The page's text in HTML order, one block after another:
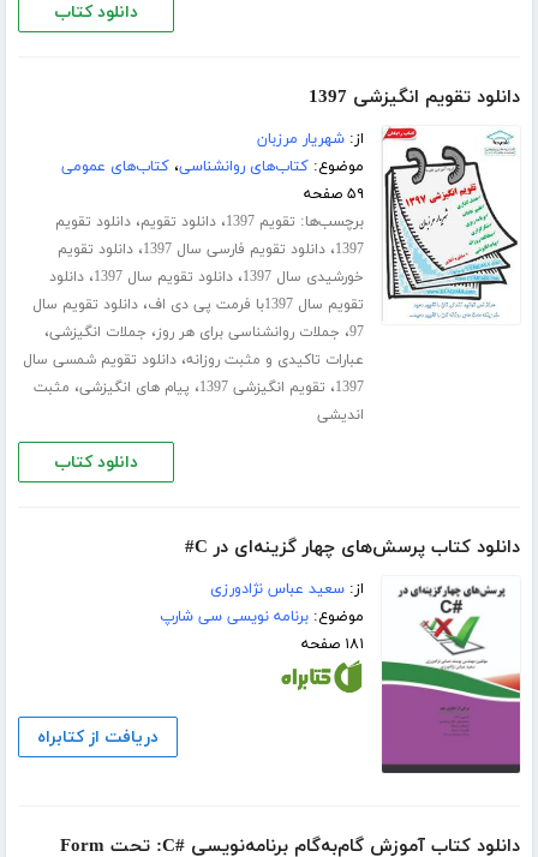
دانلود کتاب
دانلود تقویم انگیزشی 1397
از:شهریار مرزبان
موضوع:کتاب‌های روانشناسی،کتاب‌های عمومی
۵۹ صفحه
برچسب‌ها: تقویم 1397 ،دانلود تقویم،دانلود تقویم
1397،دانلود تقویم فارسی سال 1397 ،دانلود تقویم
خورشیدی سال 1397
،دانلود تقویم سال 1397 ،دانلود
تقویم سال 1397با فرمت پی دی اف
،دانلود تقویم سال
97، جملات روانشناسی برای هر روز، جملات انگیزشی،
عبارات تاکیدی و مثبت روزانه،دانلود تقویم شمسی سال
1397، تقویم انگیزشی 1397 ، پیام های انگیزشی، مثبت
اندیشی
دانلود کتاب
دانلود کتاب پرسش‌های چهار گزینه‌ای در C#
از:سعید عباس نژادورزی
موضوع:برنامه نویسی سی شارپ
۱۸۱ صفحه
دریافت از کتابراه
دانلود کتاب آموزش گام‌به‌گام برنامه‌نویسی #C: تحت Form